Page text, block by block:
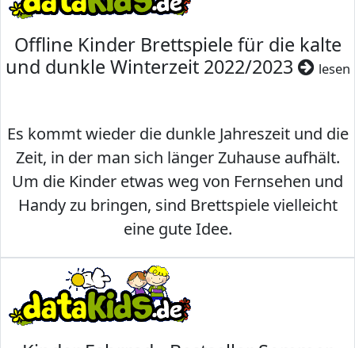
Offline Kinder Brettspiele für die kalte
und dunkle Winterzeit 2022/2023
lesen
Es kommt wieder die dunkle Jahreszeit und die
Zeit, in der man sich länger Zuhause aufhält.
Um die Kinder etwas weg von Fernsehen und
Handy zu bringen, sind Brettspiele vielleicht
eine gute Idee.